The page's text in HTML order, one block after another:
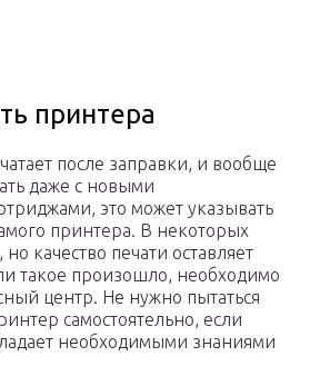
принтера
после заправки, и вообще
даже с новыми
это может указывать
принтера. В некоторых
но качество печати оставляет
такое произошло, необходимо
центр. Не нужно пытаться
самостоятельно, если
необходимыми знаниями